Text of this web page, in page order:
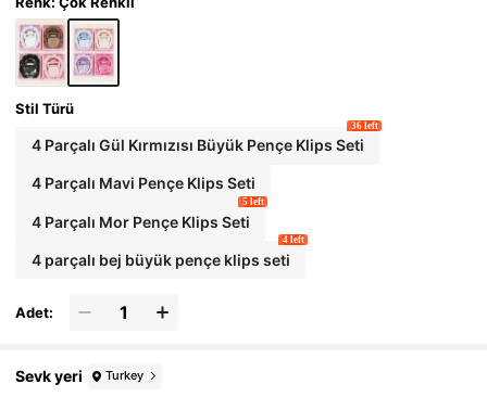
Stil Türü
4 Parçalı Gül Kırmızısı Büyük Pençe Klips Seti
36 left
4 Parçalı Mavi Pençe Klips Seti
4 Parçalı Mor Pençe Klips Seti
5 left
4 parçalı bej büyük pençe klips seti
4 left
Adet:
Sevk yeri Turkey